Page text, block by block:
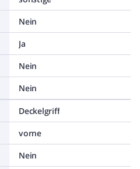
Nein
Ja
Nein
Nein
Deckelgriff
vorne
Nein